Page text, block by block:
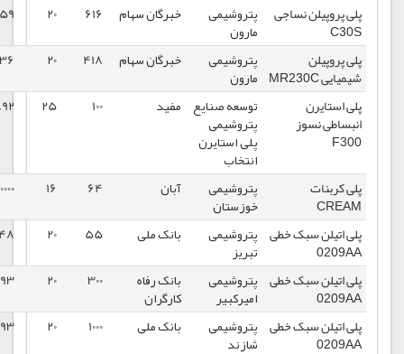
پتروشیمی
مارون
خبرگان سهام 616
20
120759
1399/03/12
پتروشیمی
مارون
خبرگان سهام 418
20
124236
1399/02/29
توسعه صنایع
پتروشیمی
پلی استایرن
100
25
105892
1399/02/28
پتروشیمی
خوزستان
64
16
1399/02/27
پتروشیمی
تبریز
بانک ملی 55
20
92148
1399/02/23
پتروشیمی
امیرکبیر
بانک رفاه 300
20
103893
1399/03/13
پتروشیمی
شازند
بانک ملی 1000
20
103893
1399/03/13